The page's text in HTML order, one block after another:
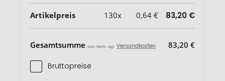
Artikelpreis 130x 0,64 € 83,20 €
Gesamtsumme exkl. MwSt. zzgl. Versandkosten 83,20 €
Bruttopreise